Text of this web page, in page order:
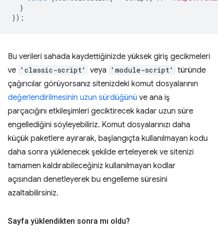
}
});
Bu verileri sahada kaydettiğinizde yüksek giriş gecikmeleri
ve 'classic-script' veya 'module-script'
türünde
çağırıcılar görüyorsanız sitenizdeki komut dosyalarının
değerlendirilmesinin uzun sürdüğünü ve ana iş
parçacığını etkileşimleri geciktirecek kadar uzun süre
engellediğini söyleyebiliriz. Komut dosyalarınızı daha
küçük paketlere ayırarak, başlangıçta kullanılmayan kodu
daha sonra yüklenecek şekilde erteleyerek ve sitenizi
tamamen kaldırabileceğiniz kullanılmayan kodlar
açısından denetleyerek bu engelleme süresini
azaltabilirsiniz.
Sayfa yüklendikten sonra mı oldu?